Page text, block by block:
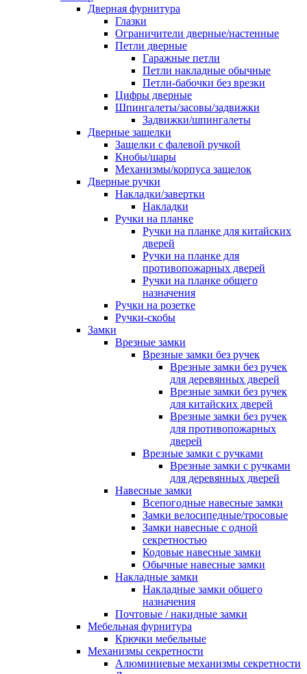
Дверная фурнитура
Глазки
Ограничители дверные/настенные
Петли дверные
Гаражные петли
Петли накладные обычные
Петли-бабочки без врезки
Цифры дверные
Шпингалеты/засовы/задвижки
Задвижки/шпингалеты
Дверные защелки
Защелки с фалевой ручкой
Кнобы/шары
Механизмы/корпуса защелок
Дверные ручки
Накладки/завертки
Накладки
Ручки на планке
Ручки на планке для китайских
дверей
Ручки на планке для
противопожарных дверей
Ручки на планке общего
назначения
Ручки на розетке
Ручки-скобы
Замки
Врезные замки
Врезные замки без ручек
Врезные замки без ручек
для деревянных дверей
Врезные замки без ручек
для китайских дверей
Врезные замки без ручек
для противопожарных
дверей
Врезные замки с ручками
Врезные замки с ручками
для деревянных дверей
Навесные замки
Всепогодные навесные замки
Замки велосипедные/тросовые
Замки навесные с одной
секретностью
Кодовые навесные замки
Обычные навесные замки
Накладные замки
Накладные замки общего
назначения
Почтовые / накидные замки
Мебельная фурнитура
Крючки мебельные
Механизмы секретности
Алюминиевые механизмы секретности